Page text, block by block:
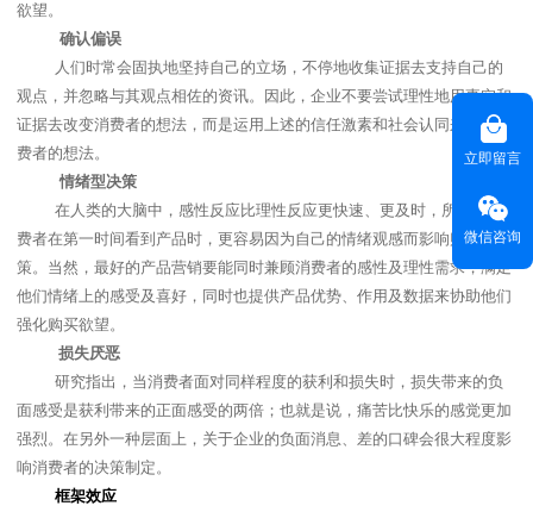
欲望。
确认偏误
人们时常会固执地坚持自己的立场，不停地收集证据去支持自己的
观点，并忽略与其观点相佐的资讯。因此，企业不要尝试理性地用事实和
证据去改变消费者的想法，而是运用上述的信任激素和社会认同来改变消
费者的想法。
情绪型决策
在人类的大脑中，感性反应比理性反应更快速、更及时，所以，消
费者在第一时间看到产品时，更容易因为自己的情绪观感而影响购买决
策。当然，最好的产品营销要能同时兼顾消费者的感性及理性需求，满足
他们情绪上的感受及喜好，同时也提供产品优势、作用及数据来协助他们
强化购买欲望。
损失厌恶
研究指出，当消费者面对同样程度的获利和损失时，损失带来的负
面感受是获利带来的正面感受的两倍；也就是说，痛苦比快乐的感觉更加
强烈。在另外一种层面上，关于企业的负面消息、差的口碑会很大程度影
响消费者的决策制定。
框架效应
立即留言
微信咨询